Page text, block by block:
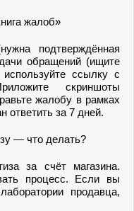
жалоб»
подтверждённая
обращений (ищите
ссылку с
скриншоты
жалобу в рамках
ответить за 7 дней.
— что делать?
за счёт магазина.
процесс. Если вы
продавца,